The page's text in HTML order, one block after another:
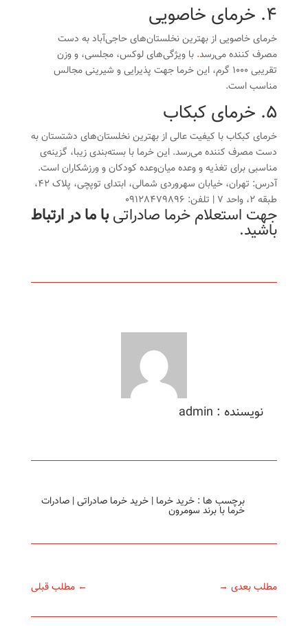
4. خرمای خاصویی
خرمای خاصویی از بهترین نخلستان‌های حاجی‌آباد به دست
مصرف کننده می‌رسد. با ویژگی‌های لوکس، مجلسی، و وزن
تقریبی 1000 گرم، این خرما جهت پذیرایی و شیرینی مجالس
مناسب است.
5. خرمای کبکاب
خرمای کبکاب با کیفیت عالی از بهترین نخلستان‌های دشتستان به
دست مصرف کننده می‌رسد. این خرما با بسته‌بندی زیبا، گزینه‌ی
مناسبی برای تغذیه و وعده میان‌وعده کودکان و ورزشکاران است.
آدرس: تهران، خیابان سهروردی شمالی، ابتدای توپچی، پلاک 42،
طبقه 2، واحد 7 | تلفن: 09128479896
جهت استعلام خرما صادراتیبا ما در ارتباط
باشید.
نویسنده : admin
برچسب ها : خرید خرما | خرید خرما صادراتی| صادرات
خرما با برند سومرون
←مطلب قبلی مطلب بعدی→